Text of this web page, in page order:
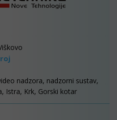
nadzora, nadzorni sustav,
Istra, Krk, Gorski kotar